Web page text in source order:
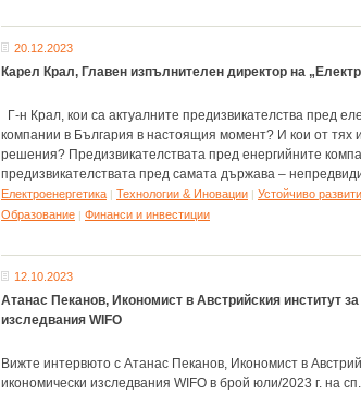
20.12.2023
Карел Крал, Главен изпълнителен директор на
Г-н Крал, кои са актуалните предизвикателства пред
компании в България в настоящия момент? И кои от тях
решения? Предизвикателствата пред енергийните
предизвикателствата пред самата държава –
Eлектроенергетика | Технологии & Иновации | Устойчиво
Образование | Финанси и инвестиции
12.10.2023
Атанас Пеканов, Икономист в Австрийския институт
изследвания WIFO
Вижте интервюто с Атанас Пеканов, Икономист в
икономически изследвания WIFO в брой юли/2023 г. на